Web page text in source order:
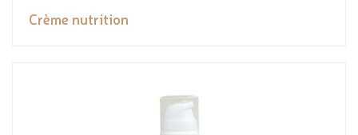
Crème nutrition